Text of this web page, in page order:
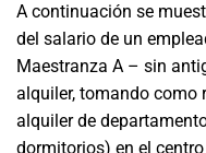
A continuación se
del salario de un
Maestranza A – sin
alquiler, tomando como
alquiler de
dormitorios) en el